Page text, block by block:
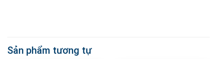
Sản phẩm tương tự